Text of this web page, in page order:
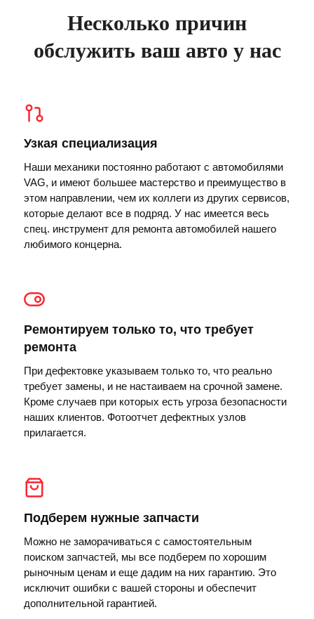
Несколько причин
обслужить ваш авто у нас
Узкая специализация
Наши механики постоянно работают с автомобилями
VAG, и имеют большее мастерство и преимущество в
этом направлении, чем их коллеги из других сервисов,
которые делают все в подряд. У нас имеется весь
спец. инструмент для ремонта автомобилей нашего
любимого концерна.
Ремонтируем только то, что требует
ремонта
При дефектовке указываем только то, что реально
требует замены, и не настаиваем на срочной замене.
Кроме случаев при которых есть угроза безопасности
наших клиентов. Фотоотчет дефектных узлов
прилагается.
Подберем нужные запчасти
Можно не заморачиваться с самостоятельным
поиском запчастей, мы все подберем по хорошим
рыночным ценам и еще дадим на них гарантию. Это
исключит ошибки с вашей стороны и обеспечит
дополнительной гарантией.